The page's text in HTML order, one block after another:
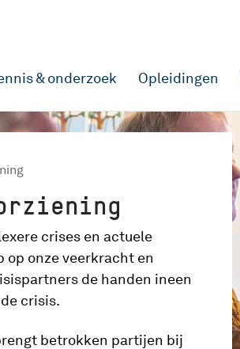
& onderzoek Opleidingen
crises en actuele
op onze veerkracht en
de handen ineen
crisis.
betrokken partijen bij